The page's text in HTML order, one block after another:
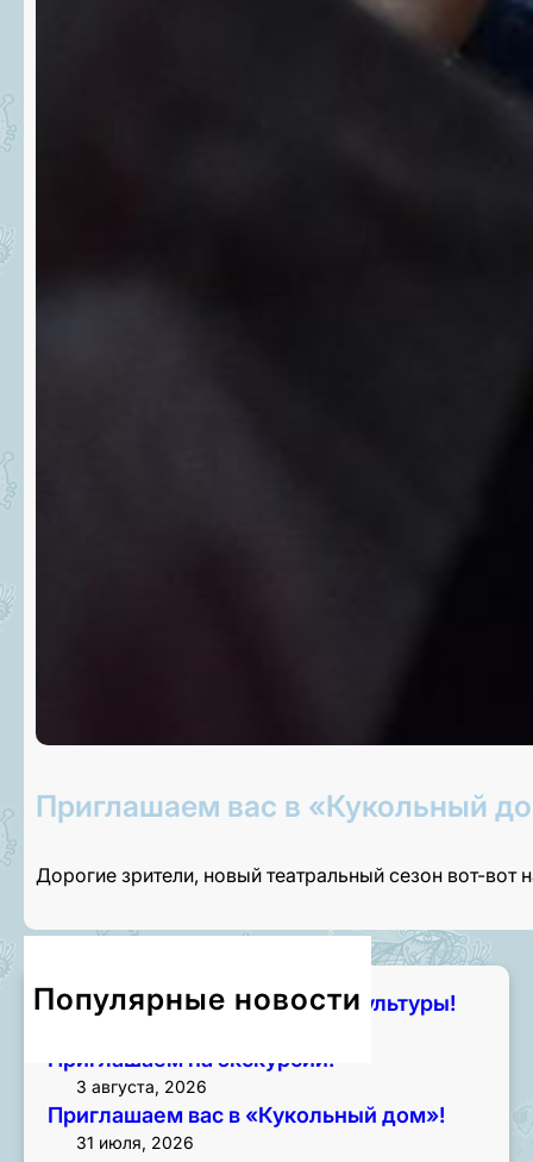
Приглашаем вас в «Кукольный
Дорогие зрители, новый театральный сезон вот-вот
Популярные новости
Чем занять лето? Начните с культуры!
Приглашаем на экскурсии!
3 августа, 2026
Приглашаем вас в «Кукольный дом»!
31 июля, 2026